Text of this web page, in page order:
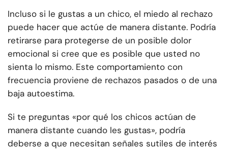
Incluso si le gustas a un chico, el miedo al rechazo
puede hacer que actúe de manera distante. Podría
retirarse para protegerse de un posible dolor
emocional si cree que es posible que usted no
sienta lo mismo. Este comportamiento con
frecuencia proviene de rechazos pasados o de una
baja autoestima.
Si te preguntas «por qué los chicos actúan de
manera distante cuando les gustas», podría
deberse a que necesitan señales sutiles de interés